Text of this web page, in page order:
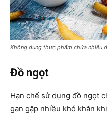
Không dùng thực phẩm chứa nhiều
Đồ ngọt
Hạn chế sử dụng đồ ngọt
gan gặp nhiều khó khăn